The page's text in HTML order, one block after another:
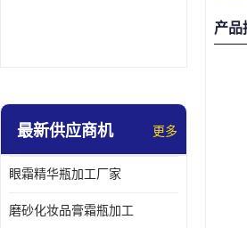
最新供应商机 更多
眼霜精华瓶加工厂家
磨砂化妆品膏霜瓶加工
产品